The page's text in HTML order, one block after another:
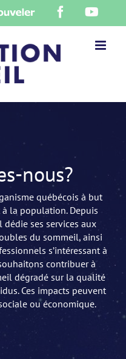
Facebook
nous?
québécois à but
la population. Depuis
ses services aux
du sommeil, ainsi
s’intéressant à
contribuer à
dégradé sur la qualité
Ces impacts peuvent
ou économique.